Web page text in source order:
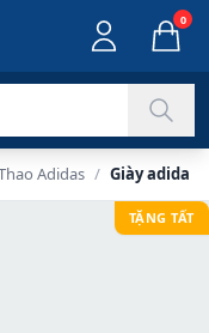
0
Adidas / Giày adidas
TẶNG TẤT